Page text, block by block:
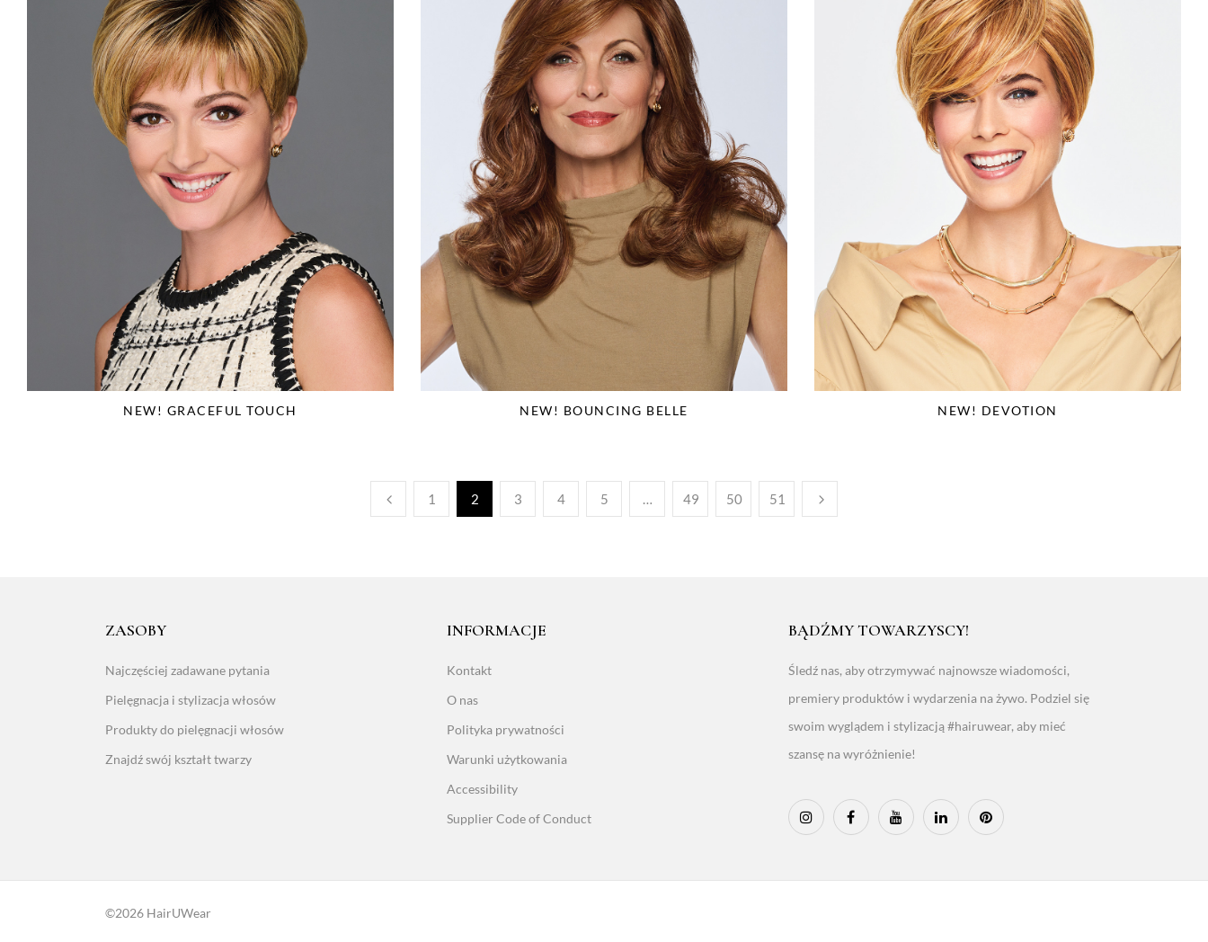
NEW! GRACEFUL TOUCH NEW! BOUNCING BELLE NEW! DEVOTION
1 2 3 4 5 … 49 50 51
ZASOBY
Najczęściej zadawane pytania
Pielęgnacja i stylizacja włosów
Produkty do pielęgnacji włosów
Znajdź swój kształt twarzy
INFORMACJE
Kontakt
O nas
Polityka prywatności
Warunki użytkowania
Accessibility
Supplier Code of Conduct
BĄDŹMY TOWARZYSCY!
Śledź nas, aby otrzymywać najnowsze wiadomości,
premiery produktów i wydarzenia na żywo. Podziel się
swoim wyglądem i stylizacją #hairuwear, aby mieć
szansę na wyróżnienie!
©2026 HairUWear